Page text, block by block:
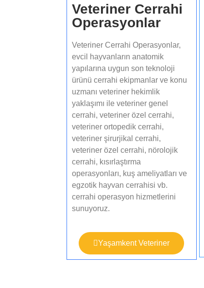
Veteriner Cerrahi
Operasyonlar​
Veteriner Cerrahi Operasyonlar,
evcil hayvanların anatomik
yapılarına uygun son teknoloji
ürünü cerrahi ekipmanlar ve konu
uzmanı veteriner hekimlik
yaklaşımı ile veteriner genel
cerrahi, veteriner özel cerrahi,
veteriner ortopedik cerrahi,
veteriner şirurjikal cerrahi,
veteriner özel cerrahi, nörolojik
cerrahi, kısırlaştırma
operasyonları, kuş ameliyatları ve
egzotik hayvan cerrahisi vb.
cerrahi operasyon hizmetlerini
sunuyoruz.​
Yaşamkent Veteriner